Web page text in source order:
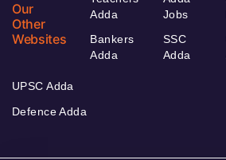
Our
Other
Websites
Adda
Bankers
Adda
Jobs
SSC
Adda
UPSC Adda
Defence Adda